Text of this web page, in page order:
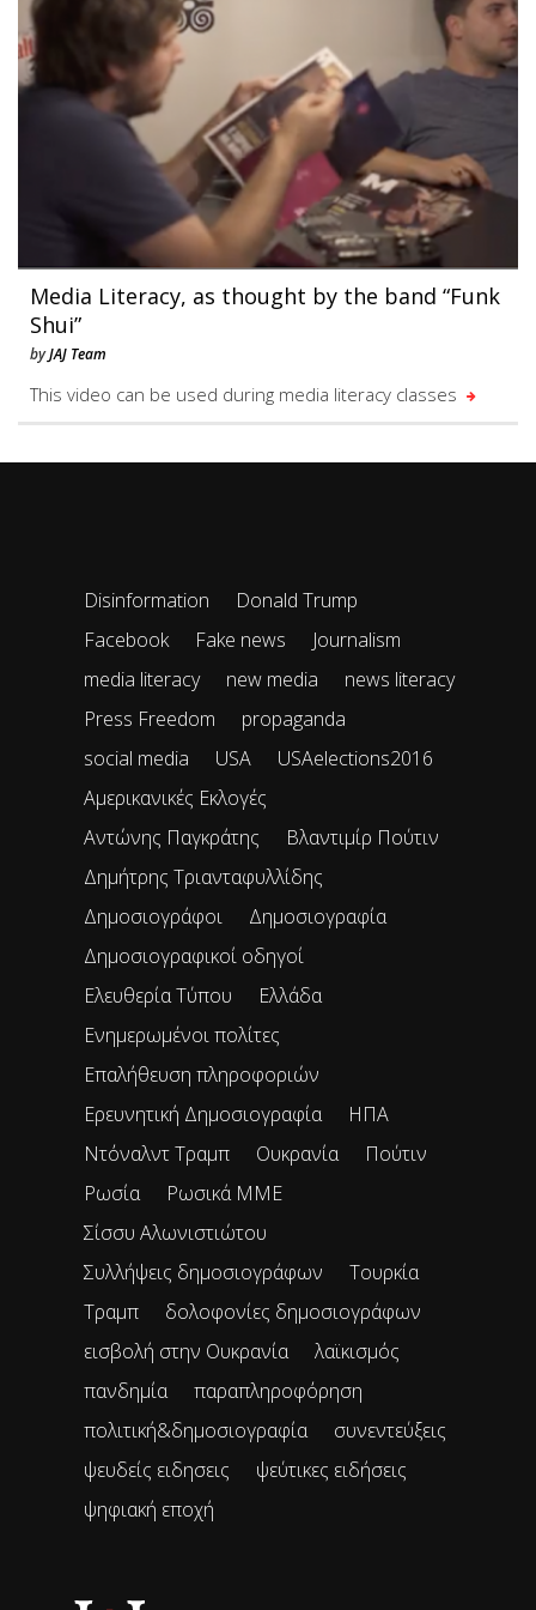
Media Literacy, as thought by the band “Funk
Shui”
byJAJ Team
This video can be used during media literacy classes
Disinformation
Donald Trump
Facebook
Fake news
Journalism
media literacy
new media
news literacy
Press Freedom
propaganda
social media
USA
USAelections2016
Αμερικανικές Εκλογές
Αντώνης Παγκράτης
Βλαντιμίρ Πούτιν
Δημήτρης Τριανταφυλλίδης
Δημοσιογράφοι
Δημοσιογραφία
Δημοσιογραφικοί οδηγοί
Ελευθερία Τύπου
Ελλάδα
Ενημερωμένοι πολίτες
Επαλήθευση πληροφοριών
Ερευνητική Δημοσιογραφία
ΗΠΑ
Ντόναλντ Τραμπ
Ουκρανία
Πούτιν
Ρωσία
Ρωσικά ΜΜΕ
Σίσσυ Αλωνιστιώτου
Συλλήψεις δημοσιογράφων
Τουρκία
Τραμπ
δολοφονίες δημοσιογράφων
εισβολή στην Ουκρανία
λαϊκισμός
πανδημία
παραπληροφόρηση
πολιτική&δημοσιογραφία
συνεντεύξεις
ψευδείς ειδησεις
ψεύτικες ειδήσεις
ψηφιακή εποχή